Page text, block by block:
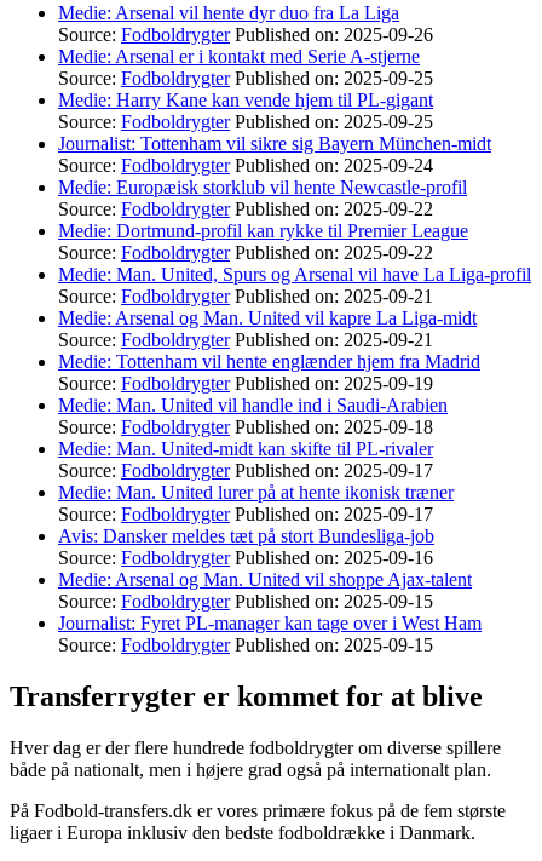
Medie: Arsenal vil hente dyr duo fra La Liga
Source: Fodboldrygter Published on: 2025-09-26
Medie: Arsenal er i kontakt med Serie A-stjerne
Source: Fodboldrygter Published on: 2025-09-25
Medie: Harry Kane kan vende hjem til PL-gigant
Source: Fodboldrygter Published on: 2025-09-25
Journalist: Tottenham vil sikre sig Bayern München-midt
Source: Fodboldrygter Published on: 2025-09-24
Medie: Europæisk storklub vil hente Newcastle-profil
Source: Fodboldrygter Published on: 2025-09-22
Medie: Dortmund-profil kan rykke til Premier League
Source: Fodboldrygter Published on: 2025-09-22
Medie: Man. United, Spurs og Arsenal vil have La Liga-profil
Source: Fodboldrygter Published on: 2025-09-21
Medie: Arsenal og Man. United vil kapre La Liga-midt
Source: Fodboldrygter Published on: 2025-09-21
Medie: Tottenham vil hente englænder hjem fra Madrid
Source: Fodboldrygter Published on: 2025-09-19
Medie: Man. United vil handle ind i Saudi-Arabien
Source: Fodboldrygter Published on: 2025-09-18
Medie: Man. United-midt kan skifte til PL-rivaler
Source: Fodboldrygter Published on: 2025-09-17
Medie: Man. United lurer på at hente ikonisk træner
Source: Fodboldrygter Published on: 2025-09-17
Avis: Dansker meldes tæt på stort Bundesliga-job
Source: Fodboldrygter Published on: 2025-09-16
Medie: Arsenal og Man. United vil shoppe Ajax-talent
Source: Fodboldrygter Published on: 2025-09-15
Journalist: Fyret PL-manager kan tage over i West Ham
Source: Fodboldrygter Published on: 2025-09-15
Transferrygter er kommet for at blive
Hver dag er der flere hundrede fodboldrygter om diverse spillere
både på nationalt, men i højere grad også på internationalt plan.
På Fodbold-transfers.dk er vores primære fokus på de fem største
ligaer i Europa inklusiv den bedste fodboldrække i Danmark.